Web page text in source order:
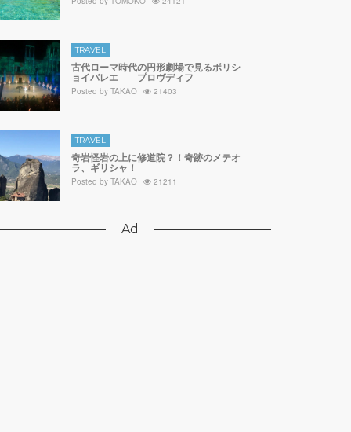
TRAVEL
古代ローマ時代の円形劇場で見るボリシ
ョイバレエ プロヴディフ
Posted by TAKAO 21403
TRAVEL
奇岩怪岩の上に修道院？！奇跡のメテオ
ラ、ギリシャ！
Posted by TAKAO 21211
Ad